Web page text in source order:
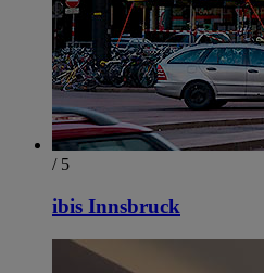
/ 5
ibis Innsbruck